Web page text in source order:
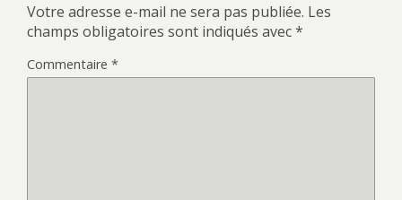
Votre adresse e-mail ne sera pas publiée. Les
champs obligatoires sont indiqués avec*
Commentaire *